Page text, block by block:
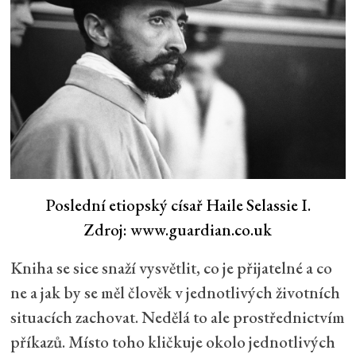
Poslední etiopský císař Haile Selassie I.
Zdroj: www.guardian.co.uk
Kniha se sice snaží vysvětlit, co je přijatelné a co
ne a jak by se měl člověk v jednotlivých životních
situacích zachovat. Nedělá to ale prostřednictvím
příkazů. Místo toho kličkuje okolo jednotlivých